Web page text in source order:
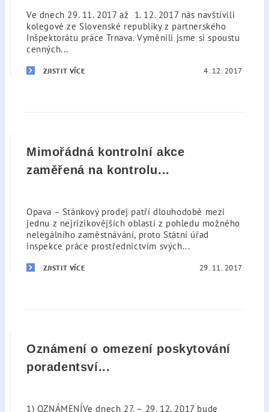
Ve dnech 29. 11. 2017 až 1. 12. 2017 nás navštívili
kolegové ze Slovenské republiky z partnerského
Inšpektorátu práce Trnava. Vyměnili jsme si spoustu
cenných...
ZJISTIT VÍCE 4. 12. 2017
Mimořádná kontrolní akce
zaměřená na kontrolu...
Opava – Stánkový prodej patří dlouhodobě mezi
jednu z nejrizikovějších oblastí z pohledu možného
nelegálního zaměstnávání, proto Státní úřad
inspekce práce prostřednictvím svých...
ZJISTIT VÍCE 29. 11. 2017
Oznámení o omezení poskytování
poradentsví...
1) OZNÁMENÍVe dnech 27. – 29. 12. 2017 bude